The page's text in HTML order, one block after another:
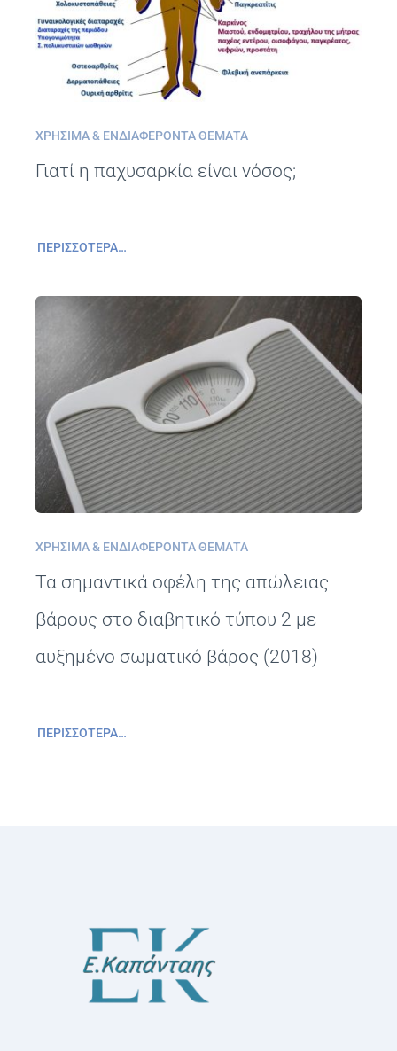
ΧΡΉΣΙΜΑ & ΕΝΔΙΑΦΈΡΟΝΤΑ ΘΈΜΑΤΑ
Γιατί η παχυσαρκία είναι νόσος;
ΠΕΡΙΣΣΌΤΕΡΑ…
ΧΡΉΣΙΜΑ & ΕΝΔΙΑΦΈΡΟΝΤΑ ΘΈΜΑΤΑ
Τα σημαντικά οφέλη της απώλειας
βάρους στο διαβητικό τύπου 2 με
αυξημένο σωματικό βάρος (2018)
ΠΕΡΙΣΣΌΤΕΡΑ…